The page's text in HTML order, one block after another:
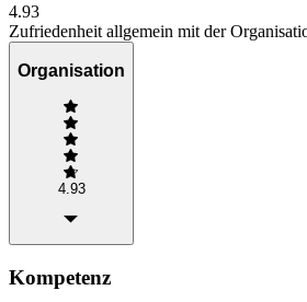
4.93
Zufriedenheit allgemein mit der
Organisation
4.93
Kompetenz